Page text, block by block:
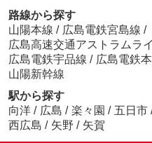
路線から探す
山陽本線 / 広島電鉄宮島線 /
広島高速交通アストラムラ
広島電鉄宇品線 / 広島電鉄
山陽新幹線
駅から探す
向洋 / 広島 / 楽々園 / 五日市
西広島 / 矢野 / 矢賀